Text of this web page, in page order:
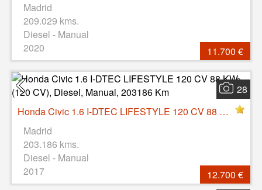
Madrid
209.029 kms.
Diesel - Manual
2020
11.700 €
28
Honda Civic 1.6 I-DTEC LIFESTYLE 120 CV 88 KW (120 CV), Diesel, Manual, 203186 Km
Madrid
203.186 kms.
Diesel - Manual
2017
12.700 €